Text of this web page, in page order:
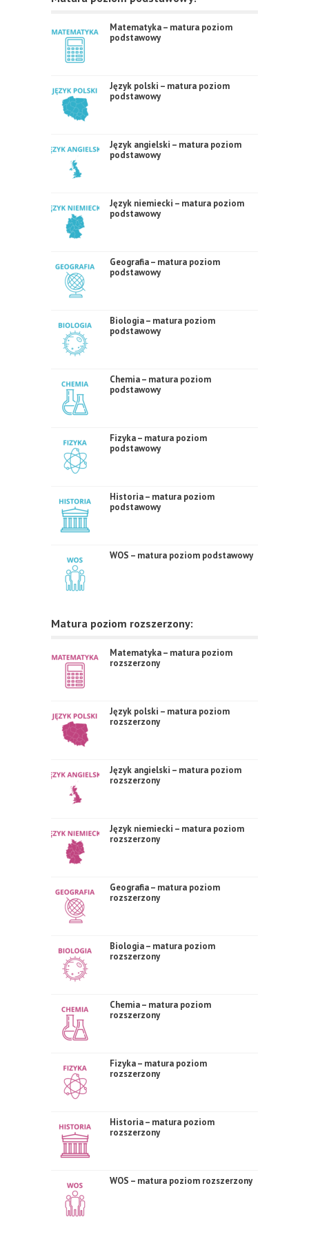
Matematyka – matura poziom
podstawowy
Język polski – matura poziom
podstawowy
Język angielski – matura poziom
podstawowy
Język niemiecki – matura poziom
podstawowy
Geografia – matura poziom
podstawowy
Biologia – matura poziom
podstawowy
Chemia – matura poziom
podstawowy
Fizyka – matura poziom
podstawowy
Historia – matura poziom
podstawowy
WOS – matura poziom podstawowy
Matura poziom rozszerzony:
Matematyka – matura poziom
rozszerzony
Język polski – matura poziom
rozszerzony
Język angielski – matura poziom
rozszerzony
Język niemiecki – matura poziom
rozszerzony
Geografia – matura poziom
rozszerzony
Biologia – matura poziom
rozszerzony
Chemia – matura poziom
rozszerzony
Fizyka – matura poziom
rozszerzony
Historia – matura poziom
rozszerzony
WOS – matura poziom rozszerzony